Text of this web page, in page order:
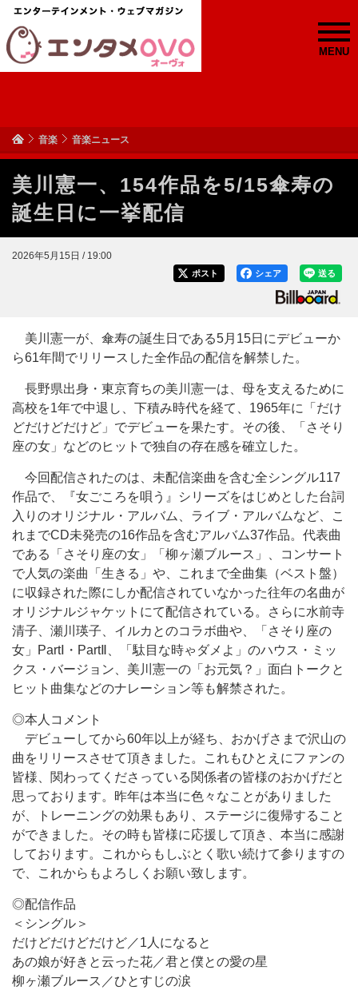
MENU
音楽 音楽ニュース
美川憲一、154作品を5/15傘寿の
誕生日に一挙配信
2026年5月15日 / 19:00
送る
シェア
ポスト
美川憲一が、傘寿の誕生日である5月15日にデビューか
ら61年間でリリースした全作品の配信を解禁した。
長野県出身・東京育ちの美川憲一は、母を支えるために
高校を1年で中退し、下積み時代を経て、1965年に「だけ
どだけどだけど」でデビューを果たす。その後、「さそり
座の女」などのヒットで独自の存在感を確立した。
今回配信されたのは、未配信楽曲を含む全シングル117
作品で、『女ごころを唄う』シリーズをはじめとした台詞
入りのオリジナル・アルバム、ライブ・アルバムなど、こ
れまでCD未発売の16作品を含むアルバム37作品。代表曲
である「さそり座の女」「柳ヶ瀬ブルース」、コンサート
で人気の楽曲「生きる」や、これまで全曲集（ベスト盤）
に収録された際にしか配信されていなかった往年の名曲が
オリジナルジャケットにて配信されている。さらに水前寺
清子、瀬川瑛子、イルカとのコラボ曲や、「さそり座の
女」PartⅠ・PartⅡ、「駄目な時ゃダメよ」のハウス・ミッ
クス・バージョン、美川憲一の「お元気？」面白トークと
ヒット曲集などのナレーション等も解禁された。
◎本人コメント
デビューしてから60年以上が経ち、おかげさまで沢山の
曲をリリースさせて頂きました。これもひとえにファンの
皆様、関わってくださっている関係者の皆様のおかげだと
思っております。昨年は本当に色々なことがありました
が、トレーニングの効果もあり、ステージに復帰すること
ができました。その時も皆様に応援して頂き、本当に感謝
しております。これからもしぶとく歌い続けて参りますの
で、これからもよろしくお願い致します。
◎配信作品
＜シングル＞
だけどだけどだけど／1人になると
あの娘が好きと云った花／君と僕との愛の星
柳ヶ瀬ブルース／ひとすじの涙